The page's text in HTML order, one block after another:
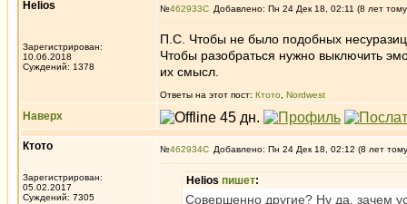
Helios
Зарегистрирован:
10.06.2018
Суждений: 1378
№462933 Добавлено: Пн 24 Дек 18, 02:11 (8 лет
П.С. Чтобы не было подобных
Чтобы разобраться нужно выключить
их смысл.
Ответы на этот пост: Ктото Nordwest
Наверх
Ктото
Зарегистрирован:
05.02.2017
Суждений: 7305
№462934 Добавлено: Пн 24 Дек 18, 02:12 (8 лет
Helios пишет:
Совершенно другие? Ну да, зачем